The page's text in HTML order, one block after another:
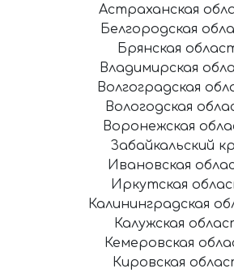
Астраханская
Белгородская
Брянская
Владимирская
Волгоградская
Вологодская
Воронежская
Забайкальский
Ивановская
Иркутская
Калининградская
Калужская
Кемеровская
Кировская